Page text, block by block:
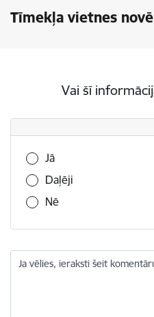
Tīmekļa vietnes
Vai šī
Vai šī informācija bija
Jā
Daļēji
Nē
Ja vēlies, ieraksti šeit